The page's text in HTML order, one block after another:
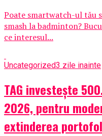
Poate smartwatch-ul tău
smash la badminton?
ce interesul...
Uncategorized3 zile inainte
TAG investește
2026, pentru
extinderea